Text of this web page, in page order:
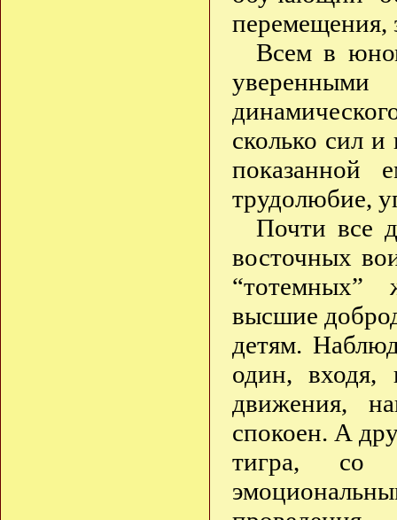
перемещения,
Всем в
сколько сил
показанной
трудолюбие,
Почти все
восточных
“тотемных”
высшие
детям.
один, входя,
движения,
спокоен. А
тигра, со